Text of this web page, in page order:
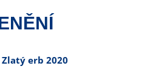
Zlatý erb 2020